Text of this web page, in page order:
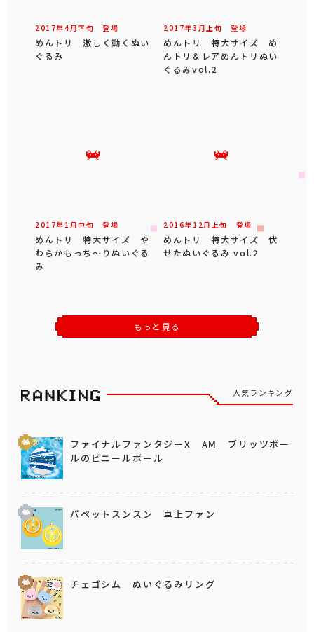
2017年4 月下旬 登場
めんトリ 激しく動くぬい
ぐるみ
2017年3 月 上旬 登場
めんトリ 特大サイズ め
んトリ＆レアめんトリぬい
ぐるみvol.2
2017年 1 月中旬 登場
めんトリ 特大サイズ や
わらかもっち～りぬいぐる
み
2016年 12 月 上旬 登場
めんトリ 特大サイズ 伏
せたぬいぐるみ vol.2
もっと見る
人気ランキング
ファイナルファンタジーX AM ブリッツボー
ルのビニールボール
パペットスンスン 卓上ファン
チェゴシム ぬいぐるみリング